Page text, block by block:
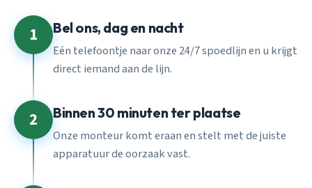
1 Bel ons, dag en nacht
Eén telefoontje naar onze 24/7 spoedlijn en u krijgt
direct iemand aan de lijn.
2 Binnen 30 minuten ter plaatse
Onze monteur komt eraan en stelt met de juiste
apparatuur de oorzaak vast.